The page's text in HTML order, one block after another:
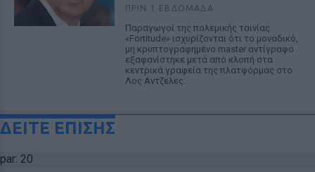
ΠΡΙΝ 1 ΕΒΔΟΜΆΔΑ
Παραγωγοί της πολεμικής ταινίας
«Fortitude» ισχυρίζονται ότι το μοναδικό,
μη κρυπτογραφημένο master αντίγραφο
εξαφανίστηκε μετά από κλοπή στα
κεντρικά γραφεία της πλατφόρμας στο
Λος Αντζελες.
ΔΕΙΤΕ ΕΠΙΣΗΣ
par: 20